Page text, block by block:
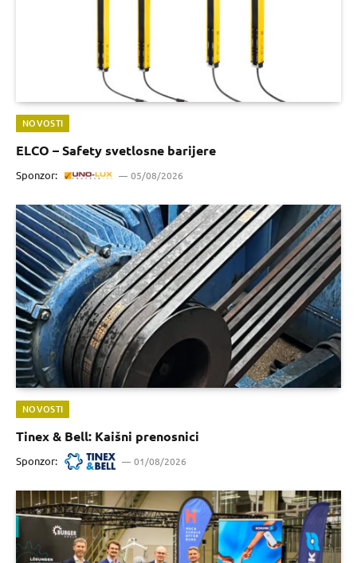
NOVOSTI
ELCO – Safety svetlosne barijere
Sponzor: 05/08/2026
NOVOSTI
Tinex & Bell: Kaišni prenosnici
Sponzor: 01/08/2026